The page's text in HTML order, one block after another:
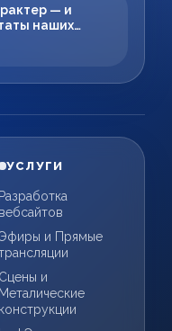
— и
наших
УСЛУГИ
Разработка
вебсайтов
и Прямые
Сцены и
Металические
конструкции